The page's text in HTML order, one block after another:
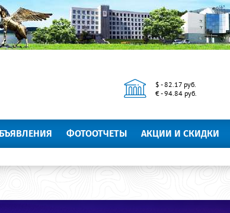
$ - 82.17 руб.
€ - 94.84 руб.
ФОТООТЧЕТЫ АКЦИИ И СКИДКИ